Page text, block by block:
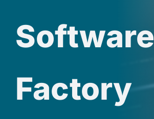
Software
Factory